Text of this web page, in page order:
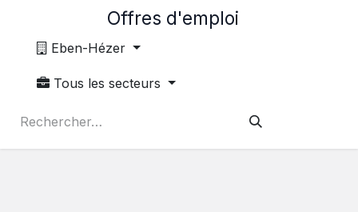
Offres d'emploi
Eben-Hézer
Tous les secteurs